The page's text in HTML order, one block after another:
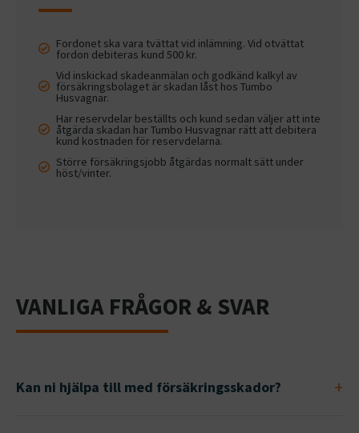
Fordonet ska vara tvättat vid inlämning. Vid otvättat
fordon debiteras kund 500 kr.
Vid inskickad skadeanmälan och godkänd kalkyl av
försäkringsbolaget är skadan låst hos Tumbo
Husvagnar.
Har reservdelar beställts och kund sedan väljer att inte
åtgärda skadan har Tumbo Husvagnar rätt att debitera
kund kostnaden för reservdelarna.
Större försäkringsjobb åtgärdas normalt sätt under
höst/vinter.
VANLIGA FRÅGOR & SVAR
Kan ni hjälpa till med försäkringsskador?